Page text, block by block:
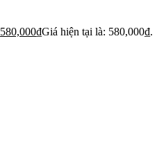
580,000₫Giá hiện tại là: 580,000₫.